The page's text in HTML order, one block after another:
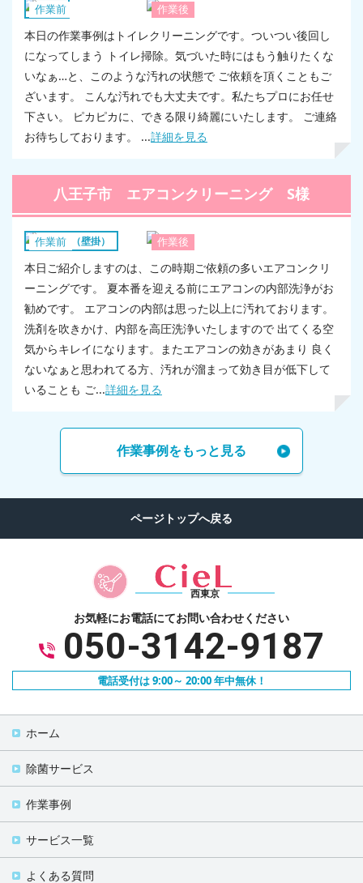
作業前 作業後
トイレ
本日の作業事例はトイレクリーニングです。ついつい後回し
になってしまう トイレ掃除。気づいた時にはもう触りたくな
いなぁ…と、このような汚れの状態で ご依頼を頂くこともご
ざいます。 こんな汚れでも大丈夫です。私たちプロにお任せ
下さい。 ピカピカに、できる限り綺麗にいたします。 ご連絡
お待ちしております。 ...詳細を見る
八王子市 エアコンクリーニング S様
作業前 作業後
エアコン（壁掛）
本日ご紹介しますのは、この時期ご依頼の多いエアコンクリ
ーニングです。 夏本番を迎える前にエアコンの内部洗浄がお
勧めです。 エアコンの内部は思った以上に汚れております。
洗剤を吹きかけ、内部を高圧洗浄いたしますので 出てくる空
気からキレイになります。またエアコンの効きがあまり 良く
ないなぁと思われてる方、汚れが溜まって効き目が低下して
いることも ご...詳細を見る
作業事例をもっと見る
西東京
お気軽にお電話にてお問い合わせください
050-3142-9187
電話受付は 9:00～ 20:00 年中無休！
ホーム
除菌サービス
作業事例
サービス一覧
よくある質問